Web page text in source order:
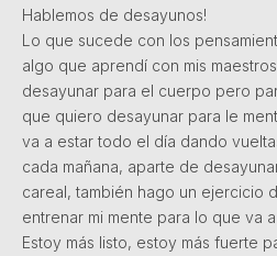
Hablemos de desayunos!
Lo que sucede con los
algo que aprendí con mis
desayunar para el cuerpo pero
que quiero desayunar para le
va a estar todo el día dando
cada mañana, aparte de
careal, también hago un ejercicio
entrenar mi mente para lo que va
Estoy más listo, estoy más fuerte